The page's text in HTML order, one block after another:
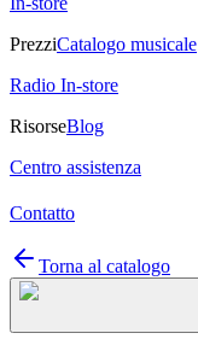
PrezziCatalogo musicale
Radio In-store
RisorseBlog
Centro assistenza
Contatto
Torna al catalogo